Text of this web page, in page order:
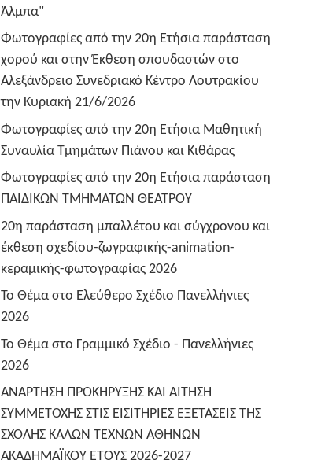
Άλμπα"
Φωτογραφίες από την 20η Ετήσια παράσταση
χορού και στην Έκθεση σπουδαστών στο
Αλεξάνδρειο Συνεδριακό Κέντρο Λουτρακίου
την Κυριακή 21/6/2026
Φωτογραφίες από την 20η Ετήσια Μαθητική
Συναυλία Τμημάτων Πιάνου και Κιθάρας
Φωτογραφίες από την 20η Ετήσια παράσταση
ΠΑΙΔΙΚΩΝ ΤΜΗΜΑΤΩΝ ΘΕΑΤΡΟΥ
20η παράσταση μπαλλέτου και σύγχρονου και
έκθεση σχεδίου-ζωγραφικής-animation-
κεραμικής-φωτογραφίας 2026
Το Θέμα στο Ελεύθερο Σχέδιο Πανελλήνιες
2026
Το Θέμα στο Γραμμικό Σχέδιο - Πανελλήνιες
2026
ΑΝΑΡΤΗΣΗ ΠΡΟΚΗΡΥΞΗΣ ΚΑΙ ΑΙΤΗΣΗ
ΣΥΜΜΕΤΟΧΗΣ ΣΤΙΣ ΕΙΣΙΤΗΡΙΕΣ ΕΞΕΤΑΣΕΙΣ ΤΗΣ
ΣΧΟΛΗΣ ΚΑΛΩΝ ΤΕΧΝΩΝ ΑΘΗΝΩΝ
ΑΚΑΔΗΜΑΪΚΟΥ ΕΤΟΥΣ 2026-2027